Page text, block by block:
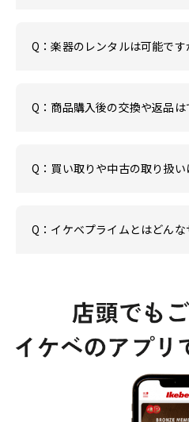
Q：楽器のレンタルは可能です
Q：商品購入後の交換や返品は
Q：買い取りや中古の取り扱い
Q：イケベプライムとはどんな